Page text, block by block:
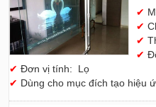
✔
✔
✔
✔
✔ Đơn vị tính: Lọ
✔ Dùng cho mục đích tạo hiệu